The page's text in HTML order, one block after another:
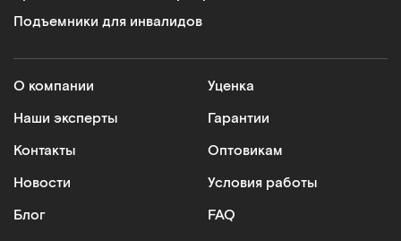
Подъемники для инвалидов
О компании
Наши эксперты
Контакты
Новости
Блог
Уценка
Гарантии
Оптовикам
Условия работы
FAQ